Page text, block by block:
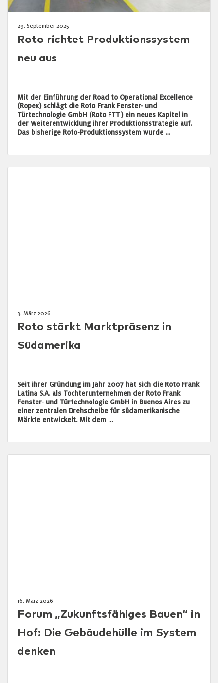
29. September 2025
Roto richtet Produktionssystem
neu aus
Mit der Einführung der Road to Operational Excellence
(Ropex) schlägt die Roto Frank Fenster- und
Türtechnologie GmbH (Roto FTT) ein neues Kapitel in
der Weiterentwicklung ihrer Produktionsstrategie auf.
Das bisherige Roto-Produktionssystem wurde …
3. März 2026
Roto stärkt Marktpräsenz in
Südamerika
Seit ihrer Gründung im Jahr 2007 hat sich die Roto Frank
Latina S.A. als Tochterunternehmen der Roto Frank
Fenster- und Türtechnologie GmbH in Buenos Aires zu
einer zentralen Drehscheibe für südamerikanische
Märkte entwickelt. Mit dem …
16. März 2026
Forum „Zukunftsfähiges Bauen“ in
Hof: Die Gebäudehülle im System
denken